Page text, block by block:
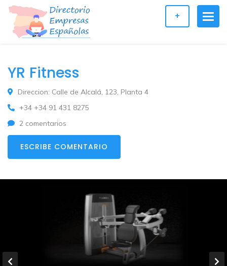
+
YR Fitness
Direccion: Calle de Alcalá, 123, Planta 4
+34 +34 91 431 8275
2 comentarios
ESCRIBE COMENTARIO